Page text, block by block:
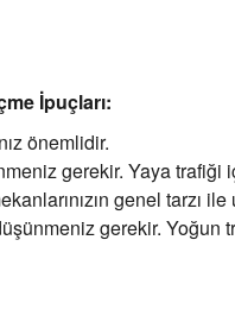
İpuçları:
önemlidir.
gerekir. Yaya
genel tarzı
gerekir.